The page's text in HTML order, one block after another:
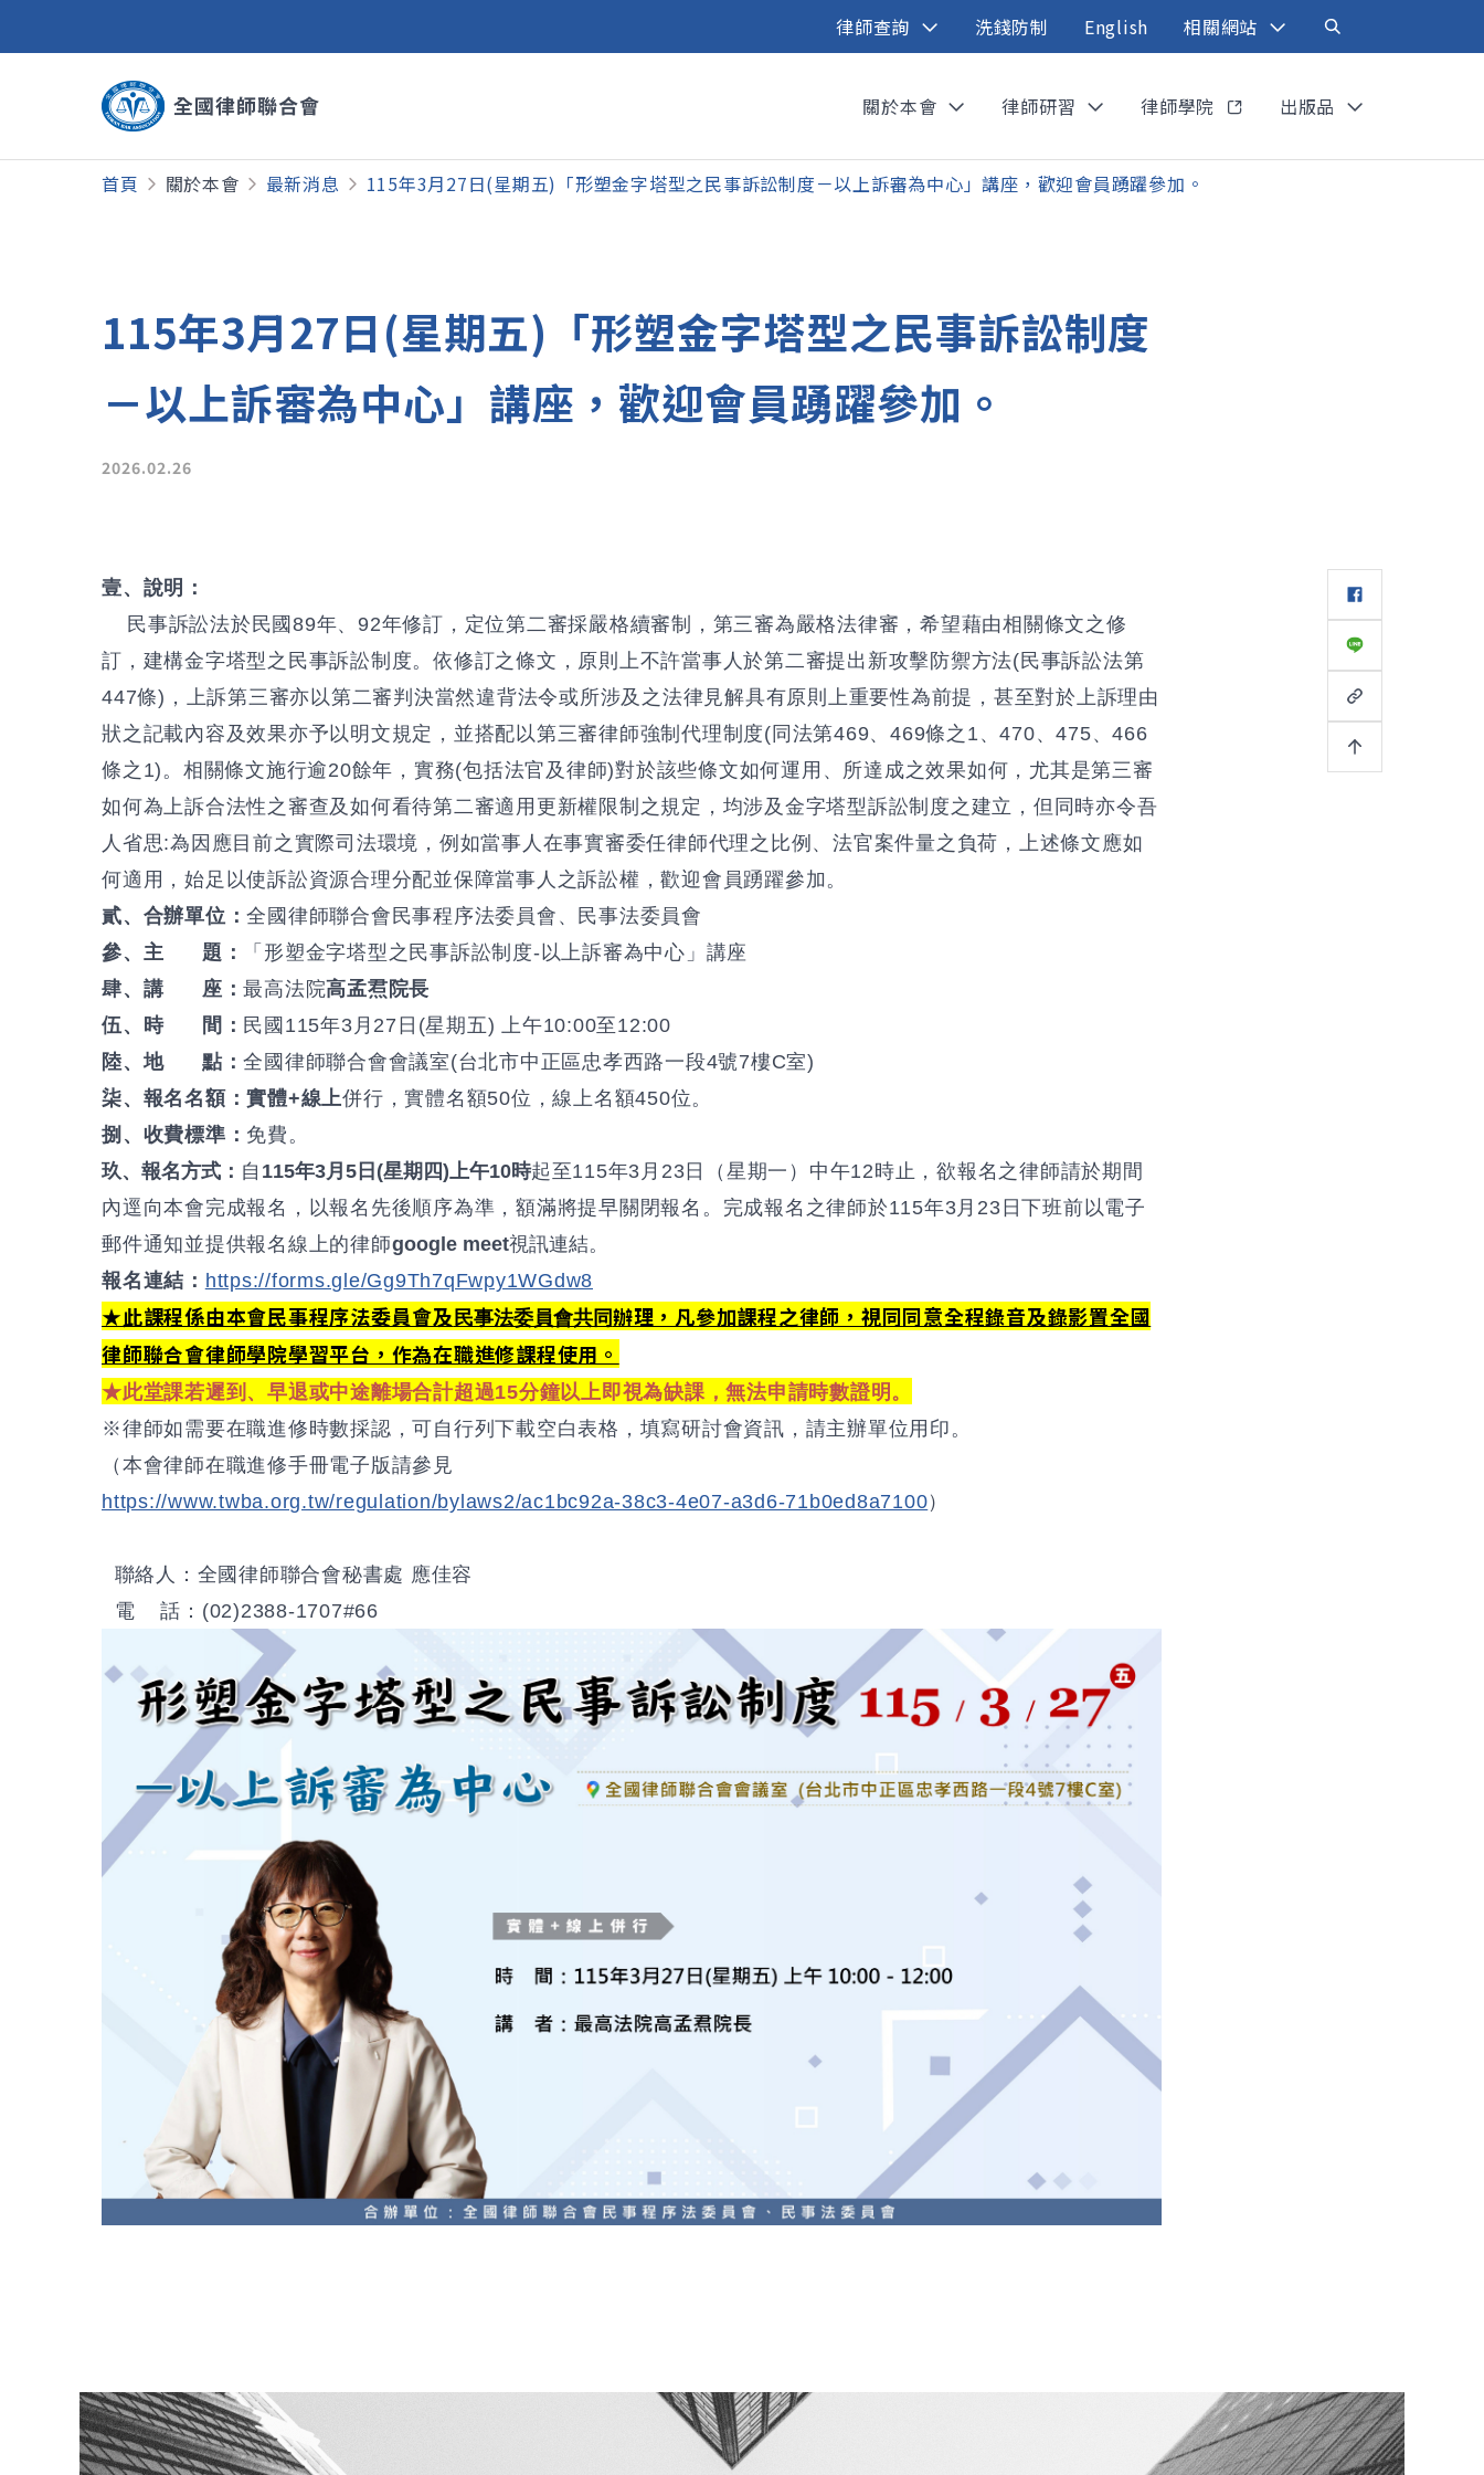
律師查詢 洗錢防制 English 相關網站
關於本會 律師研習 律師學院 出版品
首頁 關於本會 最新消息 115年3月27日(星期五)「形塑金字塔型之民事訴訟制度－以上訴審為中心」講座，歡迎會員踴躍參加。
115年3月27日(星期五)「形塑金字塔型之民事訴訟制度
－以上訴審為中心」講座，歡迎會員踴躍參加。
2026.02.26
壹、說明：
民事訴訟法於民國89年、92年修訂，定位第二審採嚴格續審制，第三審為嚴格法律審，希望藉由相關條文之修
訂，建構金字塔型之民事訴訟制度。依修訂之條文，原則上不許當事人於第二審提出新攻擊防禦方法(民事訴訟法第
447條)，上訴第三審亦以第二審判決當然違背法令或所涉及之法律見解具有原則上重要性為前提，甚至對於上訴理由
狀之記載內容及效果亦予以明文規定，並搭配以第三審律師強制代理制度(同法第469、469條之1、470、475、466
條之1)。相關條文施行逾20餘年，實務(包括法官及律師)對於該些條文如何運用、所達成之效果如何，尤其是第三審
如何為上訴合法性之審查及如何看待第二審適用更新權限制之規定，均涉及金字塔型訴訟制度之建立，但同時亦令吾
人省思:為因應目前之實際司法環境，例如當事人在事實審委任律師代理之比例、法官案件量之負荷，上述條文應如
何適用，始足以使訴訟資源合理分配並保障當事人之訴訟權，歡迎會員踴躍參加。
貳、合辦單位：全國律師聯合會民事程序法委員會、民事法委員會
參、主 題：
「形塑金字塔型之民事訴訟制度-以上訴審為中心」講座
肆、講 座：最高法院高孟焄院長
伍、時 間： 民國115年3月27日(星期五) 上午10:00至12:00
陸、地 點：全國律師聯合會會議室(台北市中正區忠孝西路一段4號7樓C室)
柒、報名名額：實體+線上併行，實體名額50位，線上名額450位。
捌、收費標準： 免費。
玖、報名方式： 自 115年3月5日(星期四)上午10時起至115年3月23日（星期一）中午12時止，欲報名之律師請於期間
內逕向本會完成報名，以報名先後順序為準，額滿將提早關閉報名。完成報名之律師於115年3月23日下班前以電子
郵件通知並提供報名線上的律師google meet視訊連結。
報名連結： https://forms.gle/Gg9Th7qFwpy1WGdw8
★此課程係由本會民事程序法委員會及民事法委員會共同辦理，凡參加課程之律師，視同同意全程錄音及錄影置全國
律師聯合會律師學院學習平台，作為在職進修課程使用。
★此堂課若遲到、早退或中途離場合計超過15分鐘以上即視為缺課，無法申請時數證明。
※律師如需要在職進修時數採認，可自行列下載空白表格，填寫研討會資訊，請主辦單位用印。
（本會律師在職進修手冊電子版請參見
https://www.twba.org.tw/regulation/bylaws2/ac1bc92a-38c3-4e07-a3d6-71b0ed8a7100）
聯絡人：全國律師聯合會秘書處 應佳容
電 話：(02)2388-1707#66